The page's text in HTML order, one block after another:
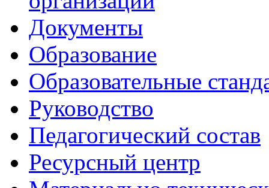
Документы
Образование
Образовательные
Руководство
Педагогический состав
Ресурсный центр